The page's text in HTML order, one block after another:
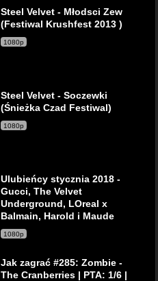
Steel Velvet - Młodsci Zew
(Festiwal Krushfest 2013 )
1080p
Steel Velvet - Soczewki
(Śnieżka Czad Festiwal)
1080p
Ulubieńcy stycznia 2018 -
Gucci, The Velvet
Underground, LOreal x
Balmain, Harold i Maude
1080p
Jak zagrać #285: Zombie -
The Cranberries | PTA: 1/6 |